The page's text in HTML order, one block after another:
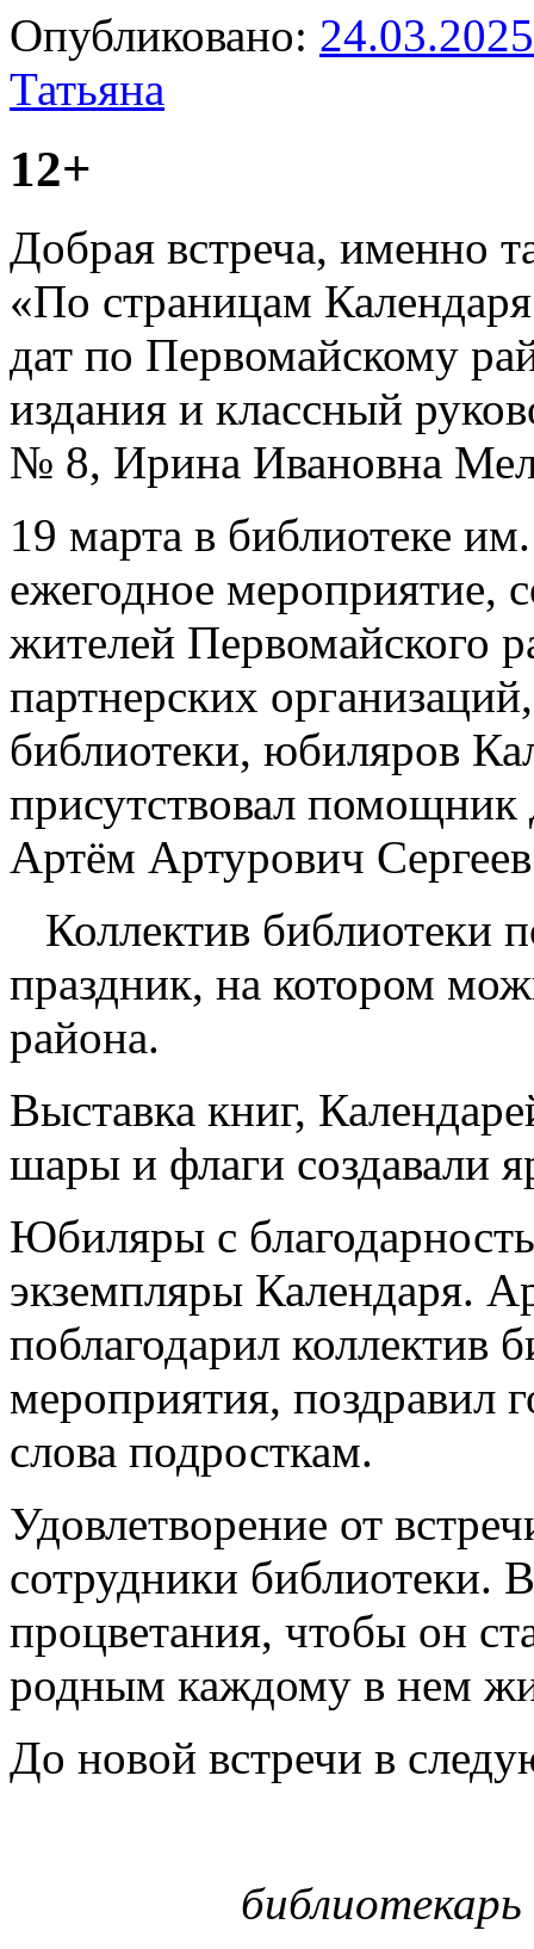
Опубликовано: 24.03.2025
Татьяна
12+
Добрая встреча, именно
«По страницам
дат по Первомайскому
издания и классный
№ 8, Ирина Ивановна
19 марта в библиотеке
ежегодное мероприятие,
жителей Первомайского
партнерских
библиотеки, юбиляров
присутствовал помощник
Артём Артурович
Коллектив библиотеки
праздник, на котором
района.
Выставка книг,
шары и флаги создавали
Юбиляры с
экземпляры Календаря.
поблагодарил коллектив
мероприятия, поздравил
слова подросткам.
Удовлетворение от
сотрудники библиотеки.
процветания, чтобы он
родным каждому в нем
До новой встречи в